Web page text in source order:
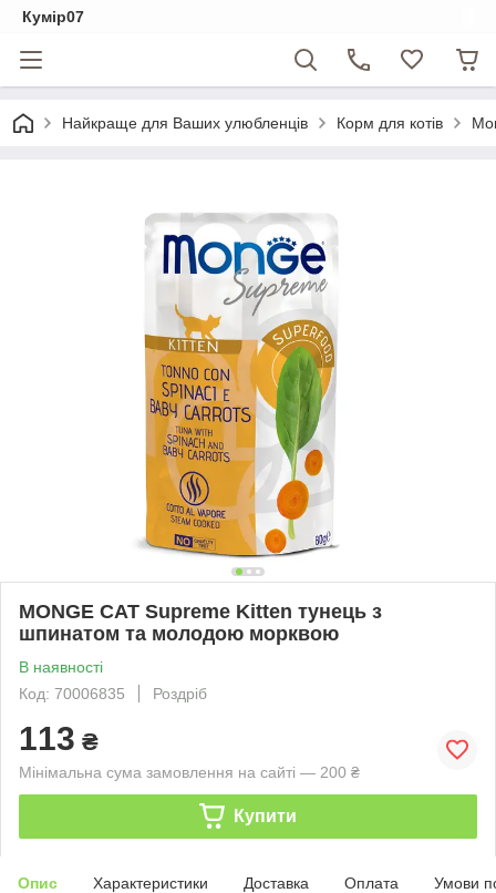
Кумір07
Найкраще для Ваших улюбленців Корм для котів
MONGE CAT Supreme Kitten тунeць з
шпинатом та молодою морквою
В наявності
Код: 70006835
Роздріб
113 ₴
Мінімальна сума замовлення на сайті — 200 ₴
Купити
Опис Характеристики Доставка Оплата Умови